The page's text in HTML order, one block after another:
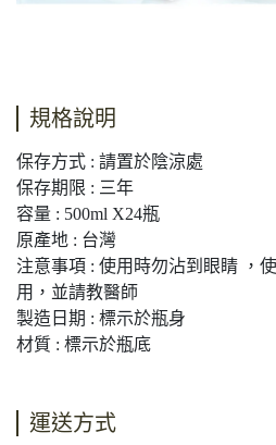
規格說明
保存方式 : 請置於陰涼處
保存期限 : 三年
容量 : 500ml X24瓶
原產地 : 台灣
注意事項 : 使用時勿沾到眼睛 ，
用，並請教醫師
製造日期 : 標示於瓶身
材質 : 標示於瓶底
運送方式